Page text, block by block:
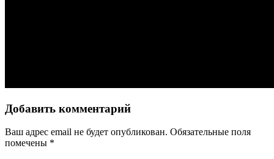
Добавить комментарий
Ваш адрес email не будет опубликован. Обязательные поля
помечены *